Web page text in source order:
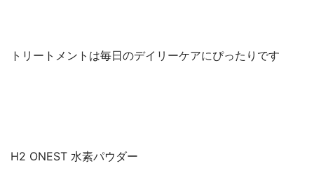
トリートメントは毎日のデイリーケアにぴったりです
H2 ONEST 水素パウダー